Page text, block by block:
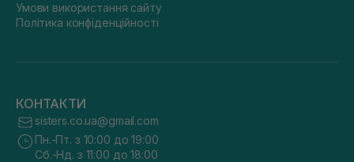
Умови використання сайту
Політика конфіденційності
КОНТАКТИ
sisters.co.ua@gmail.com
Пн.-Пт. з 10:00 до 19:00
Сб.-Нд. з 11:00 до 18:00